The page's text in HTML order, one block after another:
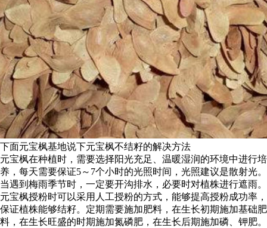
下面元宝枫基地说下元宝枫不结籽的解决方法
元宝枫在种植时，需要选择阳光充足、温暖湿润的环境中进行培
养，每天需要保证5～7个小时的光照时间，光照建议是散射光。
当遇到梅雨季节时，一定要开沟排水，必要时对植株进行遮雨。
元宝枫授粉时可以采用人工授粉的方式，能够提高授粉成功率，
保证植株能够结籽。定期需要施加肥料，在生长初期施加基础肥
料，在生长旺盛的时期施加氮磷肥，在生长后期施加磷、钾肥。